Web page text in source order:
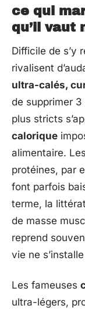
ce qui
qu’il vaut
Difficile de s’y
rivalisent
ultra-calés,
de supprimer
plus stricts
calorique
alimentaire.
protéines, par
font parfois
terme, la
de masse
reprend
vie ne
Les fameuses
ultra-légers,